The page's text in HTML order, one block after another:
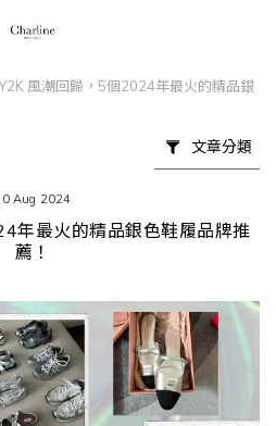
風潮回歸，5個2024年最火的精品銀
文章分類
Aug 2024
年最火的精品銀色鞋履品牌推
薦！